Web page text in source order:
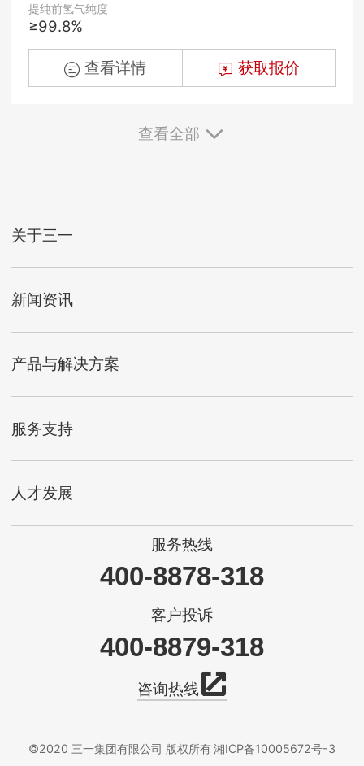
提纯前氢气纯度
≥99.8%
查看详情 获取报价
查看全部
关于三一
新闻资讯
产品与解决方案
服务支持
人才发展
服务热线
400-8878-318
客户投诉
400-8879-318
咨询热线
©2020 三一集团有限公司 版权所有湘ICP备10005672号-3